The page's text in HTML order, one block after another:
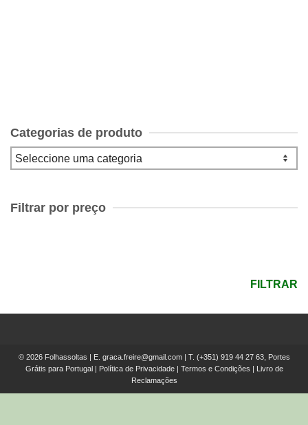
Categorias de produto
Filtrar por preço
FILTRAR
© 2026 Folhassoltas | E. graca.freire@gmail.com| T. (+351) 919 44 27 63, Portes
Grátis para Portugal
Política de Privacidade| Termos e Condições
Livro de
Reclamações